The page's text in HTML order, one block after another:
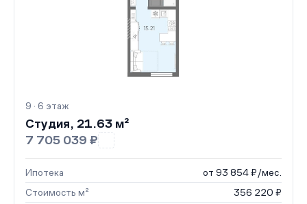
9 · 6 этаж
Студия, 21.63 м²
7 705 039 ₽
Ипотека
от 93 854 ₽/мес.
Стоимость м²
356 220 ₽